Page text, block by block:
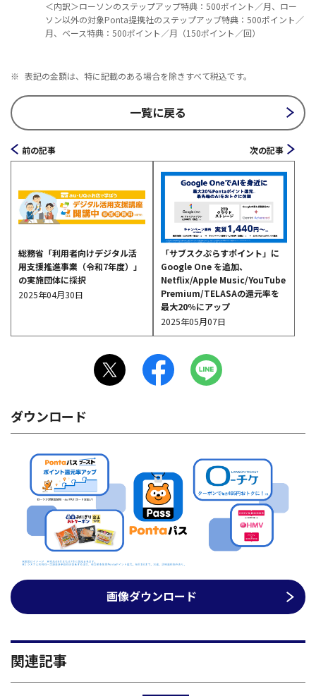
＜内訳＞ローソンのステップアップ特典：500ポイント／月、ロー
ソン以外の対象Ponta提携社のステップアップ特典：500ポイント／
月、ベース特典：500ポイント／月（150ポイント／回）
※ 表記の金額は、特に記載のある場合を除きすべて税込です。
一覧に戻る
前の記事
総務省「利用者向けデジタル活
用支援推進事業（令和7年度）」
の実施団体に採択
2025年04月30日
次の記事
「サブスクぷらすポイント」に
Google One を追加、
Netflix/Apple Music/YouTube
Premium/TELASAの還元率を
最大20％にアップ
2025年05月07日
ダウンロード
画像ダウンロード
関連記事